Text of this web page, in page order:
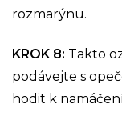
rozmarýnu.
KROK 8: Takto
podávejte s
hodit k